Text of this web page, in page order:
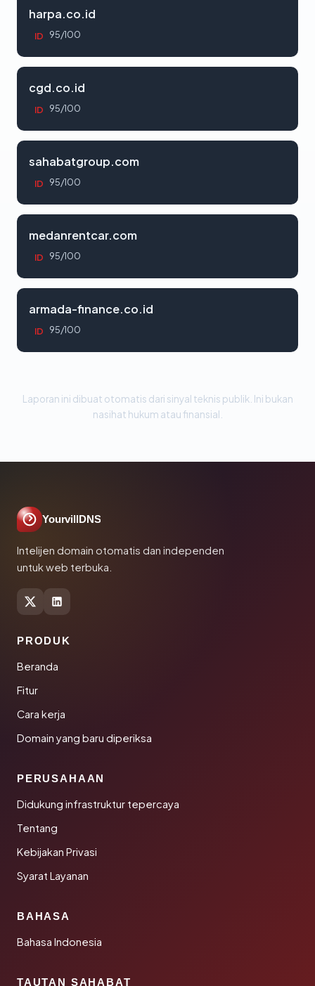
harpa.co.id
ID 95/100
cgd.co.id
ID 95/100
sahabatgroup.com
ID 95/100
medanrentcar.com
ID 95/100
armada-finance.co.id
ID 95/100
Laporan ini dibuat otomatis dari sinyal teknis publik. Ini bukan
nasihat hukum atau finansial.
YourvillDNS
Intelijen domain otomatis dan independen
untuk web terbuka.
PRODUK
Beranda
Fitur
Cara kerja
Domain yang baru diperiksa
PERUSAHAAN
Didukung infrastruktur tepercaya
Tentang
Kebijakan Privasi
Syarat Layanan
BAHASA
Bahasa Indonesia
TAUTAN SAHABAT